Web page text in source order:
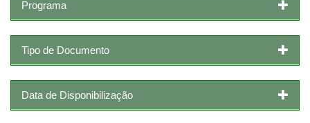
Programa
Tipo de Documento
Data de Disponibilização